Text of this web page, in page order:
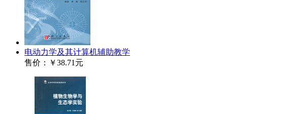
电动力学及其计算机辅助教学
售价：
￥38.71元